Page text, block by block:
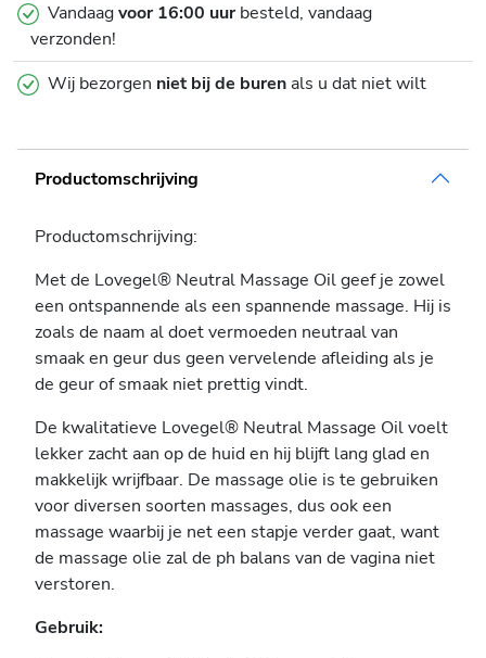
Vandaagvoor 16:00 uurbesteld, vandaag
verzonden!
Wij bezorgen niet bij de burenals u dat niet wilt
Productomschrijving
Productomschrijving:
Met de Lovegel® Neutral Massage Oil geef je zowel
een ontspannende als een spannende massage. Hij is
zoals de naam al doet vermoeden neutraal van
smaak en geur dus geen vervelende afleiding als je
de geur of smaak niet prettig vindt.
De kwalitatieve Lovegel® Neutral Massage Oil voelt
lekker zacht aan op de huid en hij blijft lang glad en
makkelijk wrijfbaar. De massage olie is te gebruiken
voor diversen soorten massages, dus ook een
massage waarbij je net een stapje verder gaat, want
de massage olie zal de ph balans van de vagina niet
verstoren.
Gebruik: